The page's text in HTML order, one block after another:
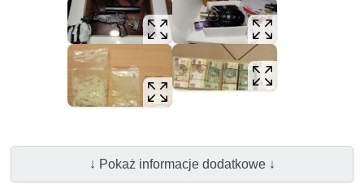
↓ Pokaż informacje dodatkowe ↓